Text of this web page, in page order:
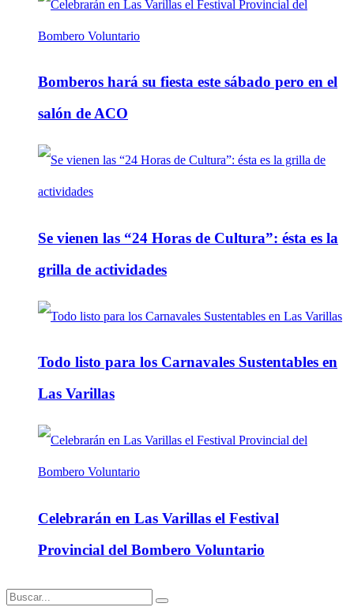
Bomberos hará su fiesta este sábado pero en el
salón de ACO
Se vienen las “24 Horas de Cultura”: ésta es la
grilla de actividades
Todo listo para los Carnavales Sustentables en
Las Varillas
Celebrarán en Las Varillas el Festival
Provincial del Bombero Voluntario